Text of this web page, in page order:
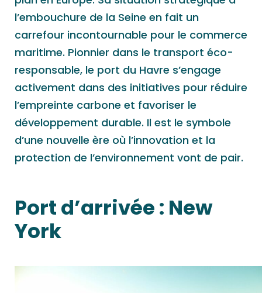
l’embouchure de la Seine en fait un
carrefour incontournable pour le commerce
maritime. Pionnier dans le transport éco-
responsable, le port du Havre s’engage
activement dans des initiatives pour réduire
l’empreinte carbone et favoriser le
développement durable. Il est le symbole
d’une nouvelle ère où l’innovation et la
protection de l’environnement vont de pair.
Port d’arrivée : New
York